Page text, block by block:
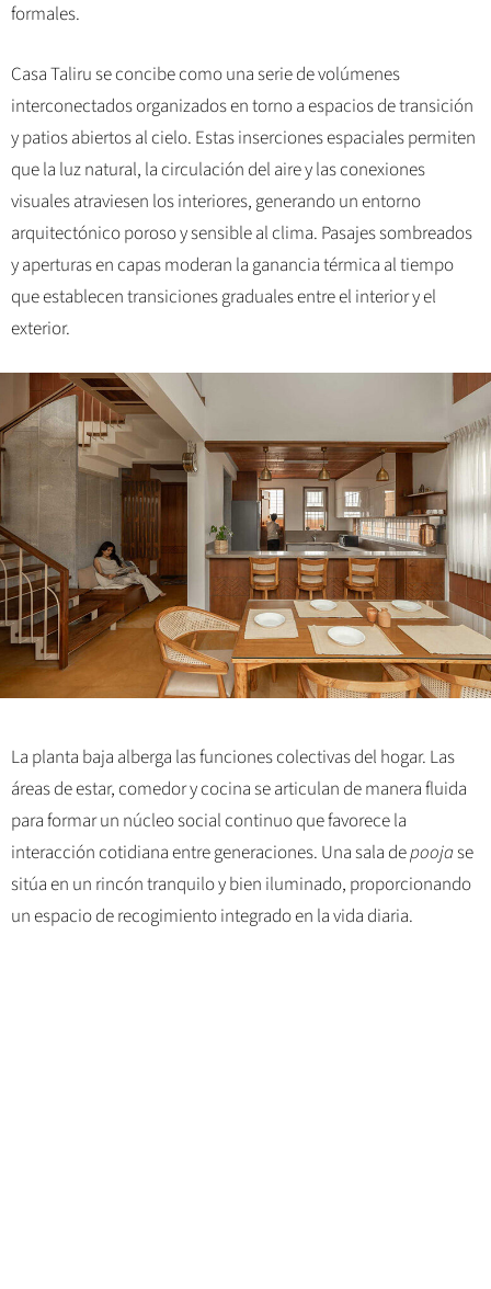
formales.
Casa Taliru se concibe como una serie de volúmenes
interconectados organizados en torno a espacios de transición
y patios abiertos al cielo. Estas inserciones espaciales permiten
que la luz natural, la circulación del aire y las conexiones
visuales atraviesen los interiores, generando un entorno
arquitectónico poroso y sensible al clima. Pasajes sombreados
y aperturas en capas moderan la ganancia térmica al tiempo
que establecen transiciones graduales entre el interior y el
exterior.
La planta baja alberga las funciones colectivas del hogar. Las
áreas de estar, comedor y cocina se articulan de manera fluida
para formar un núcleo social continuo que favorece la
interacción cotidiana entre generaciones. Una sala depoojase
sitúa en un rincón tranquilo y bien iluminado, proporcionando
un espacio de recogimiento integrado en la vida diaria.